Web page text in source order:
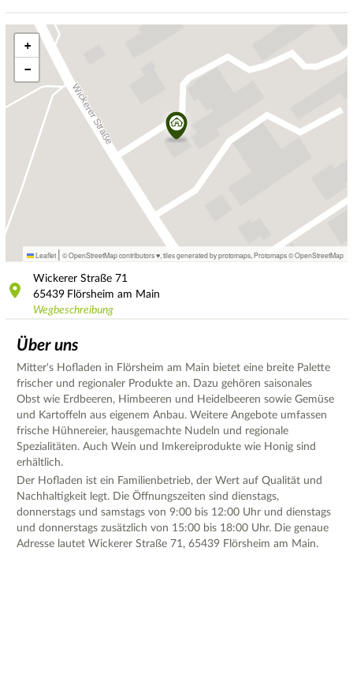
+
−
Leaflet | © OpenStreetMap contributors ♥, tiles generated by protomaps Protomaps©OpenStreetMap
Wickerer Straße 71
65439 Flörsheim am Main
Wegbeschreibung
Über uns
Mitter's Hofladen in Flörsheim am Main bietet eine breite Palette
frischer und regionaler Produkte an. Dazu gehören saisonales
Obst wie Erdbeeren, Himbeeren und Heidelbeeren sowie Gemüse
und Kartoffeln aus eigenem Anbau. Weitere Angebote umfassen
frische Hühnereier, hausgemachte Nudeln und regionale
Spezialitäten. Auch Wein und Imkereiprodukte wie Honig sind
erhältlich.
Der Hofladen ist ein Familienbetrieb, der Wert auf Qualität und
Nachhaltigkeit legt. Die Öffnungszeiten sind dienstags,
donnerstags und samstags von 9:00 bis 12:00 Uhr und dienstags
und donnerstags zusätzlich von 15:00 bis 18:00 Uhr. Die genaue
Adresse lautet Wickerer Straße 71, 65439 Flörsheim am Main.